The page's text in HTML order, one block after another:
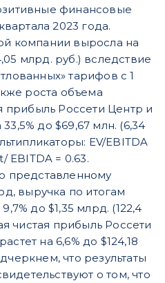
финансовые
2023 года.
компании выросла на
млрд. руб.) вследствие
тарифов с 1
роста объема
прибыль Россети Центр и
до $69,67 млн. (6,34
EV/EBITDA
EBITDA = 0.63.
представленному
выручка по итогам
до $1,35 млрд. (122,4
чистая прибыль Россети
на 6,6% до $124,18
что результаты
о том, что